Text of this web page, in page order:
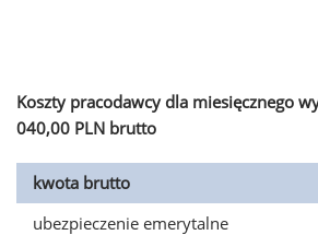
Koszty pracodawcy dla miesięcznego
040,00 PLN brutto
kwota brutto
ubezpieczenie emerytalne